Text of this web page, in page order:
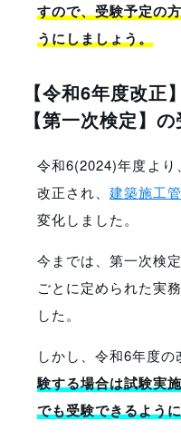
すので、受験予定の
うにしましょう。
【令和6年度改
【第一次検定】
令和6(2024)年度より
改正され、建築施工
変化しました。
今までは、第一次検
ごとに定められた実
した。
しかし、令和6年度の
験する場合は試験実
でも受験できるよう